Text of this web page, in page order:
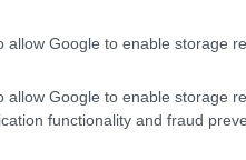
allow Google to enable storage
allow Google to enable storage
functionality and fraud
a forrás szerint
a humanoid
ez a kínai humanoid